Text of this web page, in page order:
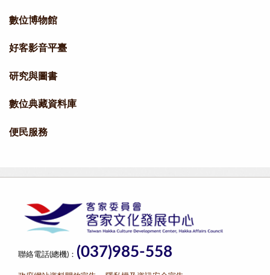
數位博物館
好客影音平臺
研究與圖書
數位典藏資料庫
便民服務
聯絡電話(總機)： (037)985-558